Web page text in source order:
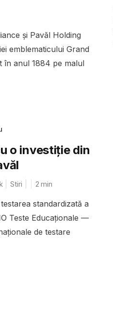
și Pavăl Holding
emblematicului Grand
în anul 1884 pe malul
o investiție din
Stiri 2 min
standardizată a
Teste Educaționale —
de testare